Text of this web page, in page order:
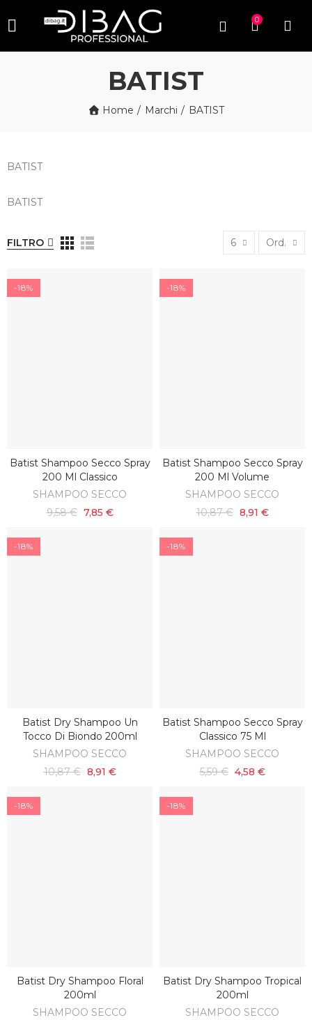
0
BATIST
Home Marchi BATIST
BATIST
BATIST
FILTRO 6 Ord.
-18%
AGGIUNGI AL CARRELLO
Batist Shampoo Secco Spray
200 Ml Classico
SHAMPOO SECCO
9,58 € 7,85 €
-18%
AGGIUNGI AL CARRELLO
Batist Shampoo Secco Spray
200 Ml Volume
SHAMPOO SECCO
10,87 € 8,91 €
-18%
AGGIUNGI AL CARRELLO
Batist Dry Shampoo Un
Tocco Di Biondo 200ml
SHAMPOO SECCO
10,87 € 8,91 €
-18%
AGGIUNGI AL CARRELLO
Batist Shampoo Secco Spray
Classico 75 Ml
SHAMPOO SECCO
5,59 € 4,58 €
-18%
AGGIUNGI AL CARRELLO
Batist Dry Shampoo Floral
200ml
SHAMPOO SECCO
-18%
AGGIUNGI AL CARRELLO
Batist Dry Shampoo Tropical
200ml
SHAMPOO SECCO